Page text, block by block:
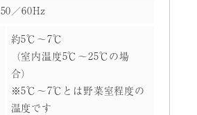
50／60Hz
約5℃～7℃
（室内温度5℃～25℃の場
合）
※5℃～7℃とは野菜室程度の
温度です